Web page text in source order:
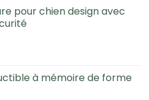
pour chien design avec
à mémoire de forme